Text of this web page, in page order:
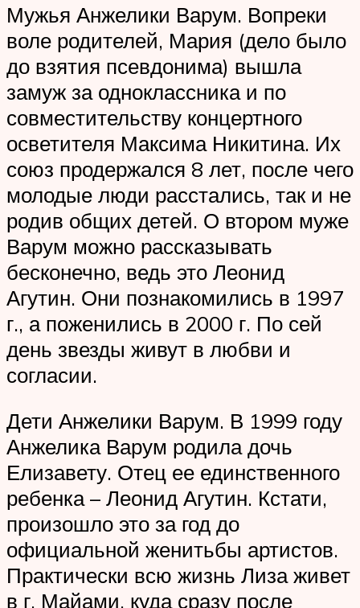
Мужья Анжелики Варум. Вопреки
воле родителей, Мария (дело было
до взятия псевдонима) вышла
замуж за одноклассника и по
совместительству концертного
осветителя Максима Никитина. Их
союз продержался 8 лет, после чего
молодые люди расстались, так и не
родив общих детей. О втором муже
Варум можно рассказывать
бесконечно, ведь это Леонид
Агутин. Они познакомились в 1997
г., а поженились в 2000 г. По сей
день звезды живут в любви и
согласии.
Дети Анжелики Варум. В 1999 году
Анжелика Варум родила дочь
Елизавету. Отец ее единственного
ребенка – Леонид Агутин. Кстати,
произошло это за год до
официальной женитьбы артистов.
Практически всю жизнь Лиза живет
в г. Майами, куда сразу после